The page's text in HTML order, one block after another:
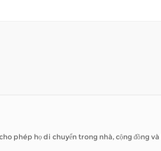
họ di chuyển trong nhà, cộng đồng và hơn